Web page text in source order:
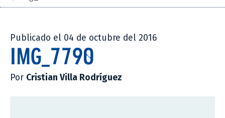
Publicado el 04 de octubre del 2016
IMG_7790
Por Cristian Villa Rodríguez